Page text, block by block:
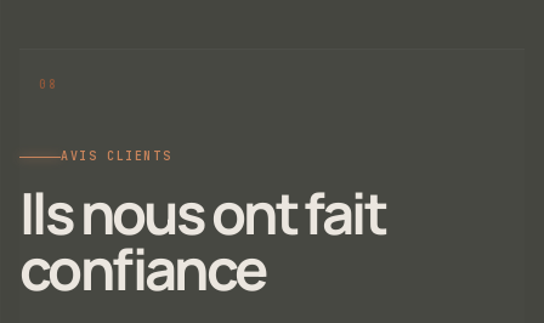
AVIS CLIENTS
Ils nous ont fait
confiance